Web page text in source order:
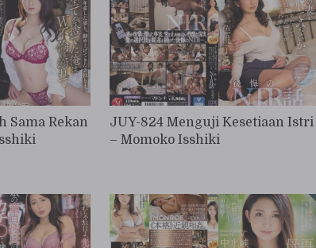
Sama Rekan
JUY-824 Menguji Kesetiaan Istri
– Momoko Isshiki